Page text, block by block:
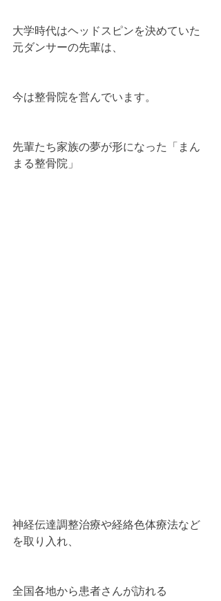
大学時代はヘッドスピンを決めていた
元ダンサーの先輩は、
今は整骨院を営んでいます。
先輩たち家族の夢が形になった「まん
まる整骨院」
神経伝達調整治療や経絡色体療法など
を取り入れ、
全国各地から患者さんが訪れる